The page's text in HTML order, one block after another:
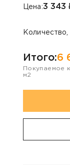
Цена:3 343
Количество,
Итого:6
Покупаемое
м2